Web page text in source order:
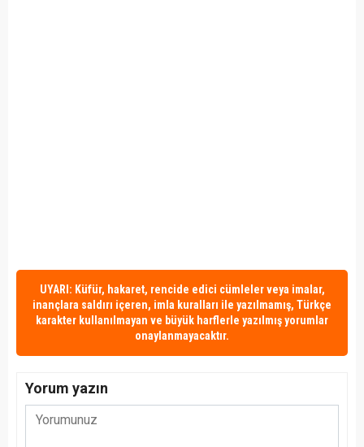
UYARI: Küfür, hakaret, rencide edici cümleler veya imalar,
inançlara saldırı içeren, imla kuralları ile yazılmamış, Türkçe
karakter kullanılmayan ve büyük harflerle yazılmış yorumlar
onaylanmayacaktır.
Yorum yazın